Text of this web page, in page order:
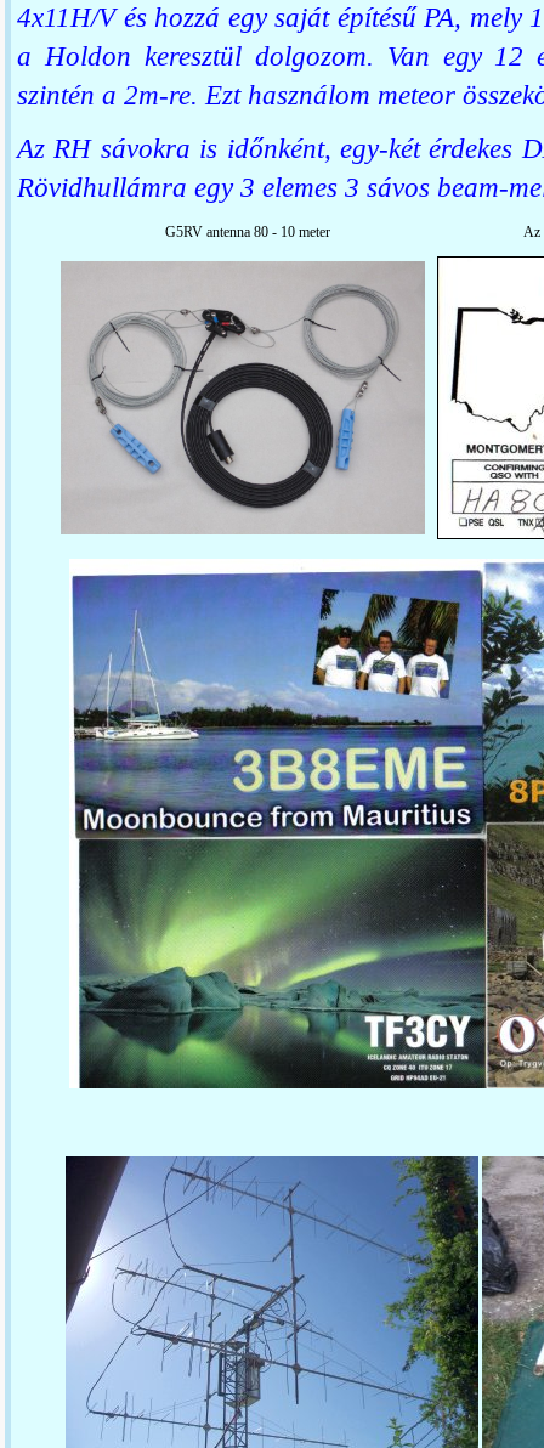
4x11H/V és hozzá egy saját építésű PA, mely
a Holdon keresztül dolgozom. Van egy 12
szintén a 2m-re. Ezt használom meteor
Az RH sávokra is időnként, egy-két érdekes
Rövidhullámra egy 3 elemes 3 sávos beam-
G5RV antenna 80 - 10 meter Az